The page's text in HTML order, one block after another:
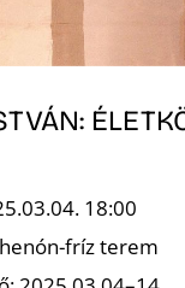
18:00
fríz terem